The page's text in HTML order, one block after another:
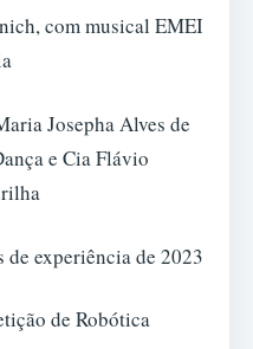
com musical EMEI
Josepha Alves de
e Cia Flávio
de experiência de 2023
de Robótica